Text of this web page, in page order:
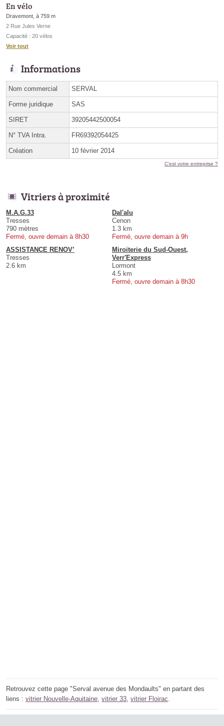
En vélo
Dravemont, à 759 m
2 Rue Jules Verne
Capacité : 20 vélos
Voir tout
Informations
Nom commercial SERVAL
Forme juridique SAS
SIRET 39205442500054
N° TVA Intra. FR69392054425
Création 10 février 2014
C'est votre entreprise ?
Vitriers à proximité
M.A.G.33
Tresses
790 mètres
Fermé, ouvre demain à 8h30
Dal'alu
Cenon
1.3 km
Fermé, ouvre demain à 9h
ASSISTANCE RENOV’
Tresses
2.6 km
Miroiterie du Sud-Ouest,
Verr'Express
Lormont
4.5 km
Fermé, ouvre demain à 8h30
Retrouvez cette page "Serval avenue des Mondaults" en partant des
liens : vitrier Nouvelle-Aquitaine, vitrier 33, vitrier Floirac.